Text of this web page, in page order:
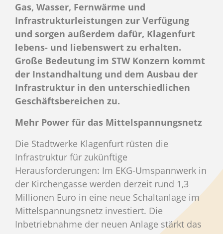
Gas, Wasser, Fernwärme und
Infrastrukturleistungen zur Verfügung
und sorgen außerdem dafür, Klagenfurt
lebens- und liebenswert zu erhalten.
Große Bedeutung im STW Konzern kommt
der Instandhaltung und dem Ausbau der
Infrastruktur in den unterschiedlichen
Geschäftsbereichen zu.
Mehr Power für das Mittelspannungsnetz
Die Stadtwerke Klagenfurt rüsten die
Infrastruktur für zukünftige
Herausforderungen: Im EKG-Umspannwerk in
der Kirchengasse werden derzeit rund 1,3
Millionen Euro in eine neue Schaltanlage im
Mittelspannungsnetz investiert. Die
Inbetriebnahme der neuen Anlage stärkt das